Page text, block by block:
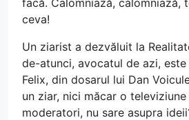
ceva!
Un ziarist a dezvăluit la
de-atunci, avocatul de azi,
Felix, din dosarul lui Dan
un ziar, nici măcar o
moderatori, nu sare asupra